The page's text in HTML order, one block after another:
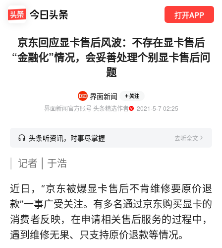
打开APP
京东回应显卡售后风波：不存在显卡售后
“金融化”情况，会妥善处理个别显卡售后问
题
界面新闻 关注
界面新闻官方账号 头条精选作者
  2021-5-7 02:25
头条听资讯，时事尽掌握 去听全文
记者 | 于浩
近日，“京东被爆显卡售后不肯维修要原价退
款”一事广受关注。有多名通过京东购买显卡的
消费者反映，在申请相关售后服务的过程中，
遇到维修无果、只支持原价退款等情况。